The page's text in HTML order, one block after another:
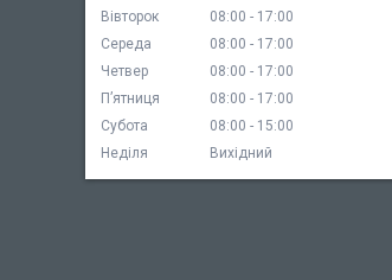
Вівторок
08:00
17:00
Середа
08:00
17:00
Четвер
08:00
17:00
Пʼятниця
08:00
17:00
Субота
08:00
15:00
Неділя
Вихідний